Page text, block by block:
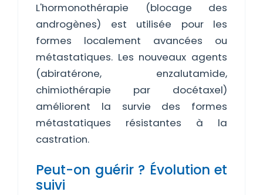
L'hormonothérapie (blocage des
androgènes) est utilisée pour les
formes localement avancées ou
métastatiques. Les nouveaux agents
(abiratérone, enzalutamide,
chimiothérapie par docétaxel)
améliorent la survie des formes
métastatiques résistantes à la
castration.
Peut-on guérir ? Évolution et
suivi